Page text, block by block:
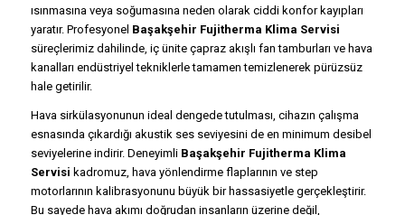
ısınmasına veya soğumasına neden olarak ciddi konfor kayıpları
yaratır. Profesyonel Başakşehir Fujitherma Klima Servisi
süreçlerimiz dahilinde, iç ünite çapraz akışlı fan tamburları ve hava
kanalları endüstriyel tekniklerle tamamen temizlenerek pürüzsüz
hale getirilir.
Hava sirkülasyonunun ideal dengede tutulması, cihazın çalışma
esnasında çıkardığı akustik ses seviyesini de en minimum desibel
seviyelerine indirir. Deneyimli Başakşehir Fujitherma Klima
Servisi kadromuz, hava yönlendirme flaplarının ve step
motorlarının kalibrasyonunu büyük bir hassasiyetle gerçekleştirir.
Bu sayede hava akımı doğrudan insanların üzerine değil,